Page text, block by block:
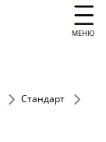
МЕНЮ
Стандарт